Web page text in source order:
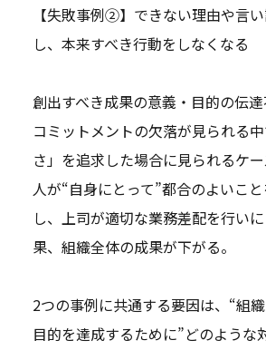
【失敗事例②】できない理由や言
し、本来すべき行動をしなくなる
創出すべき成果の意義・目的の伝
コミットメントの欠落が見られる
さ」を追求した場合に見られるケ
人が“自身にとって”都合のよいこ
し、上司が適切な業務差配を行い
果、組織全体の成果が下がる。
2つの事例に共通する要因は、“組
目的を達成するために”どのような